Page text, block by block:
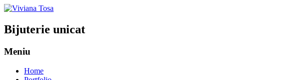
Bijuterie unicat
Meniu
Home